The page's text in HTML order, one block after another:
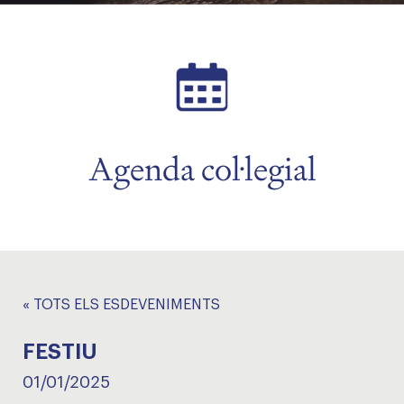
Agenda col·legial
« TOTS ELS ESDEVENIMENTS
FESTIU
01/01/2025